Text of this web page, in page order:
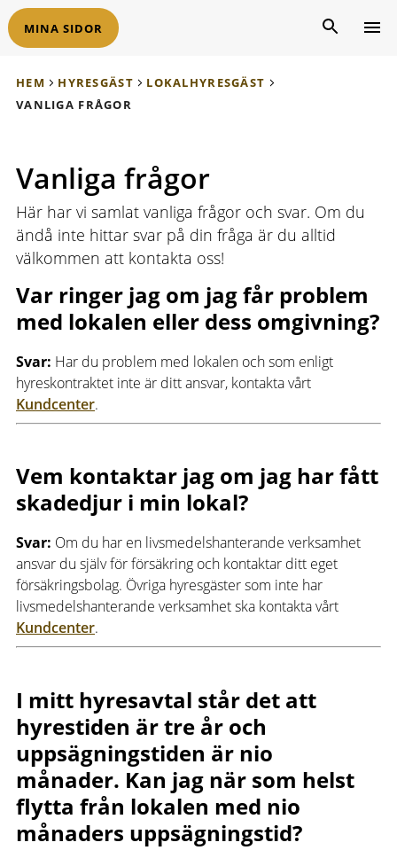
MINA SIDOR
HEM HYRESGÄST
LOKALHYRESGÄST
VANLIGA FRÅGOR
Vanliga frågor
Här har vi samlat vanliga frågor och svar. Om du
ändå inte hittar svar på din fråga är du alltid
välkommen att kontakta oss!
Var ringer jag om jag får problem
med lokalen eller dess omgivning?
Svar: Har du problem med lokalen och som enligt
hyreskontraktet inte är ditt ansvar, kontakta vårt
Kundcenter.
Vem kontaktar jag om jag har fått
skadedjur i min lokal?
Svar: Om du har en livsmedelshanterande verksamhet
ansvar du själv för försäkring och kontaktar ditt eget
försäkringsbolag. Övriga hyresgäster som inte har
livsmedelshanterande verksamhet ska kontakta vårt
Kundcenter.
I mitt hyresavtal står det att
hyrestiden är tre år och
uppsägningstiden är nio
månader. Kan jag när som helst
flytta från lokalen med nio
månaders uppsägningstid?